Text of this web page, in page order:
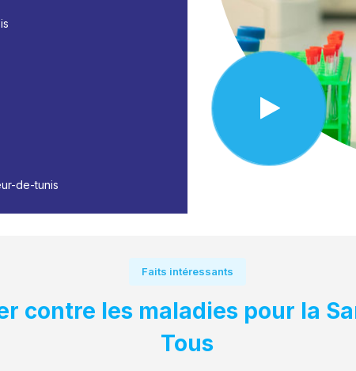
de-tunis
Faits intéressants
contre les maladies pour la
Tous